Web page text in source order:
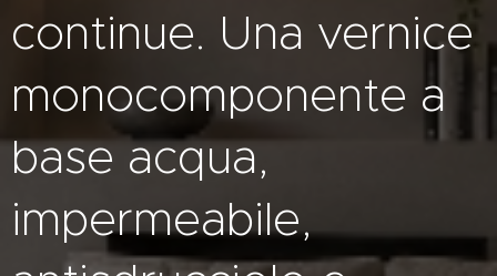
continue. Una vernice
monocomponente a
base acqua,
impermeabile,